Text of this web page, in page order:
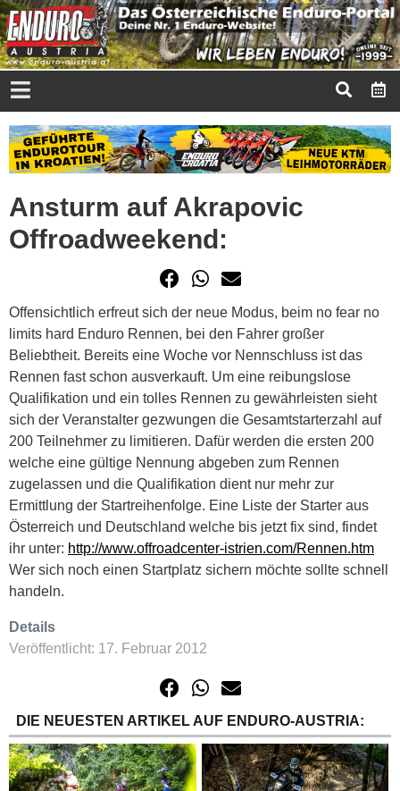
Ansturm auf Akrapovic
Offroadweekend:
Offensichtlich erfreut sich der neue Modus, beim no fear no
limits hard Enduro Rennen, bei den Fahrer großer
Beliebtheit. Bereits eine Woche vor Nennschluss ist das
Rennen fast schon ausverkauft. Um eine reibungslose
Qualifikation und ein tolles Rennen zu gewährleisten sieht
sich der Veranstalter gezwungen die Gesamtstarterzahl auf
200 Teilnehmer zu limitieren. Dafür werden die ersten 200
welche eine gültige Nennung abgeben zum Rennen
zugelassen und die Qualifikation dient nur mehr zur
Ermittlung der Startreihenfolge. Eine Liste der Starter aus
Österreich und Deutschland welche bis jetzt fix sind, findet
ihr unter: http://www.offroadcenter-istrien.com/Rennen.htm
Wer sich noch einen Startplatz sichern möchte sollte schnell
handeln.
Details
Veröffentlicht: 17. Februar 2012
DIE NEUESTEN ARTIKEL AUF ENDURO-AUSTRIA: